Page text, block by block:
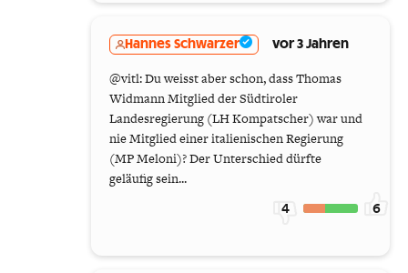
Hannes Schwarzer vor 3 Jahren
@vitl: Du weisst aber schon, dass Thomas
Widmann Mitglied der Südtiroler
Landesregierung (LH Kompatscher) war und
nie Mitglied einer italienischen Regierung
(MP Meloni)? Der Unterschied dürfte
geläufig sein...
4 6